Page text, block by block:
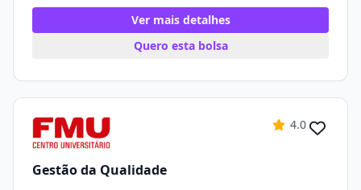
Ver mais detalhes
Quero esta bolsa
4.0
Gestão da Qualidade